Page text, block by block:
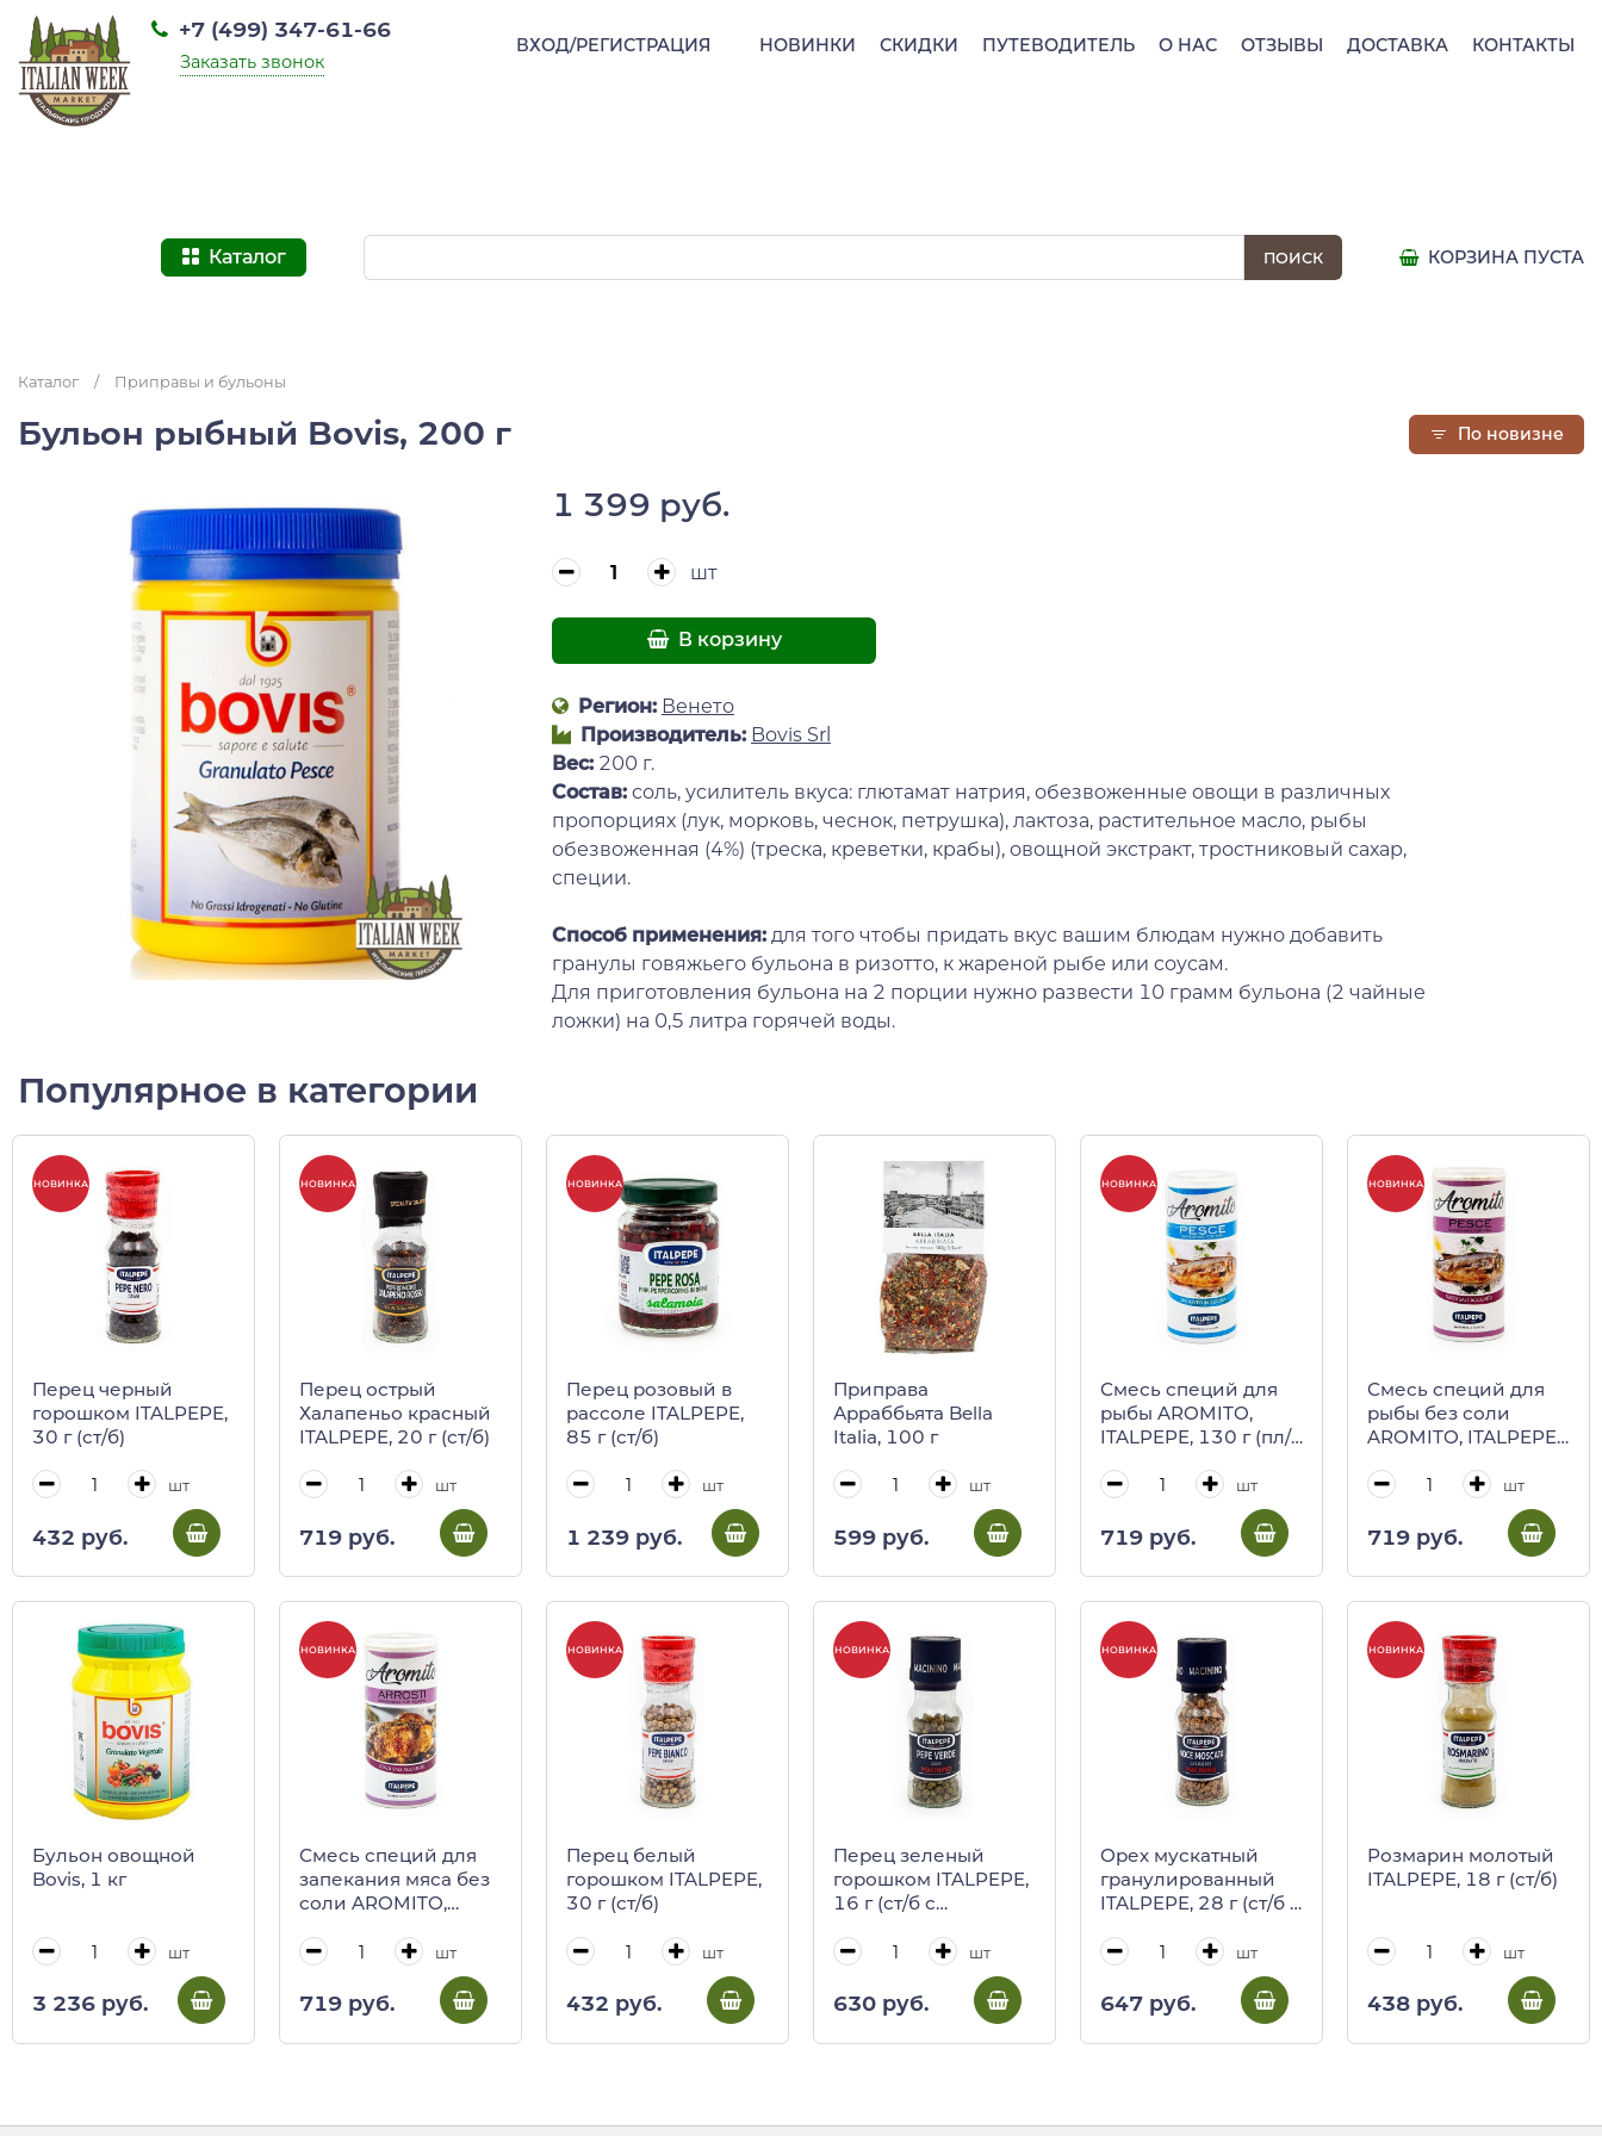
НОВИНКИ СКИДКИ ПУТЕВОДИТЕЛЬ О НАС ОТЗЫВЫ ДОСТАВКА КОНТАКТЫ
+7 (499) 347-61-66
Заказать звонок
ВХОД/РЕГИСТРАЦИЯ
Каталог КОРЗИНА ПУСТА
Каталог / Приправы и бульоны
Бульон рыбный Bovis, 200 г
1 399 руб.
шт
В корзину
Регион: Венето
Производитель: Bovis Srl
Вес: 200 г.
Состав: соль, усилитель вкуса: глютамат натрия, обезвоженные овощи в различных
пропорциях (лук, морковь, чеснок, петрушка), лактоза, растительное масло, рыбы
обезвоженная (4%) (треска, креветки, крабы), овощной экстракт, тростниковый сахар,
специи.
Способ применения: для того чтобы придать вкус вашим блюдам нужно добавить
гранулы говяжьего бульона в ризотто, к жареной рыбе или соусам.
Для приготовления бульона на 2 порции нужно развести 10 грамм бульона (2 чайные
ложки) на 0,5 литра горячей воды.
Популярное в категории
По новизне
НОВИНКА
Перец черный
горошком ITALPEPE,
30 г (ст/б)
шт
432 руб.
НОВИНКА
Перец острый
Халапеньо красный
ITALPEPE, 20 г (ст/б)
шт
719 руб.
НОВИНКА
Перец розовый в
рассоле ITALPEPE,
85 г (ст/б)
шт
1 239 руб.
Приправа
Арраббьята Bella
Italia, 100 г
шт
599 руб.
НОВИНКА
Смесь специй для
рыбы AROMITO,
ITALPEPE, 130 г (пл/
шт
719 руб.
НОВИНКА
Смесь специй для
рыбы без соли
AROMITO, ITALPEPE,
шт
719 руб.
Бульон овощной
Bovis, 1 кг
шт
3 236 руб.
НОВИНКА
Смесь специй для
запекания мяса без
соли AROMITO,
шт
719 руб.
НОВИНКА
Перец белый
горошком ITALPEPE,
30 г (ст/б)
шт
432 руб.
НОВИНКА
Перец зеленый
горошком ITALPEPE,
16 г (ст/б с
шт
630 руб.
НОВИНКА
Орех мускатный
гранулированный
ITALPEPE, 28 г (ст/б с
шт
647 руб.
НОВИНКА
Розмарин молотый
ITALPEPE, 18 г (ст/б)
шт
438 руб.